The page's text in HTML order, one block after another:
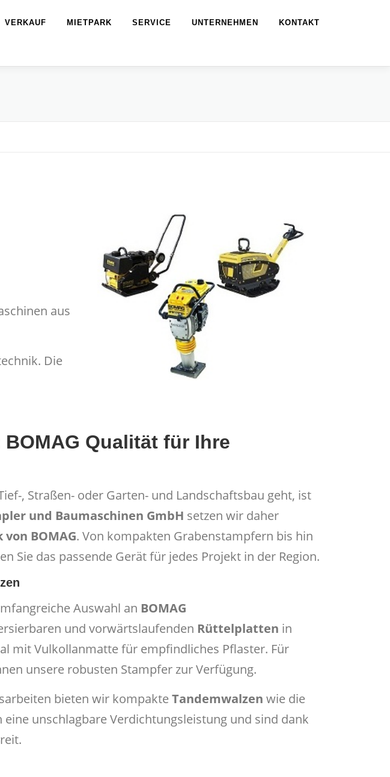
VERKAUF MIETPARK SERVICE UNTERNEHMEN KONTAKT
aus
Die
Qualität für Ihre
, Straßen- oder Garten- und Landschaftsbau geht, ist
und Baumaschinen GmbH setzen wir daher
BOMAG. Von kompakten Grabenstampfern bis hin
Sie das passende Gerät für jedes Projekt in der Region.
Auswahl an BOMAG
und vorwärtslaufenden Rüttelplatten in
mit Vulkollanmatte für empfindliches Pflaster. Für
unsere robusten Stampfer zur Verfügung.
bieten wir kompakte Tandemwalzen wie die
unschlagbare Verdichtungsleistung und sind dank